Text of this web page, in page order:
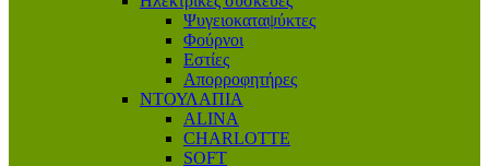
Ψυγειοκαταψύκτες
Φούρνοι
Εστίες
Απορροφητήρες
ΝΤΟΥΛΑΠΙΑ
ALINA
CHARLOTTE
SOFT